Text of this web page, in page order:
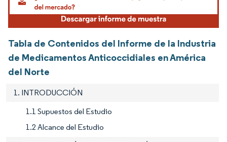
Tabla de Contenidos del Informe de la Industria
de Medicamentos Anticoccidiales en América
del Norte
1. INTRODUCCIÓN
1.1 Supuestos del Estudio
1.2 Alcance del Estudio